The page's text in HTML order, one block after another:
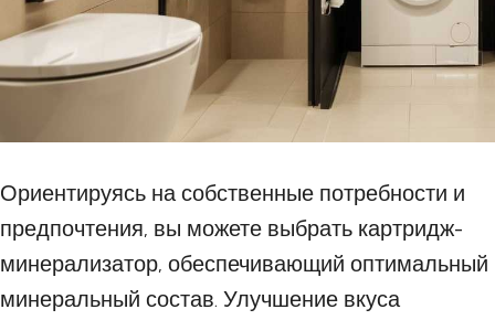
Ориентируясь на собственные потребности и
предпочтения, вы можете выбрать картридж-
минерализатор, обеспечивающий оптимальный
минеральный состав. Улучшение вкуса